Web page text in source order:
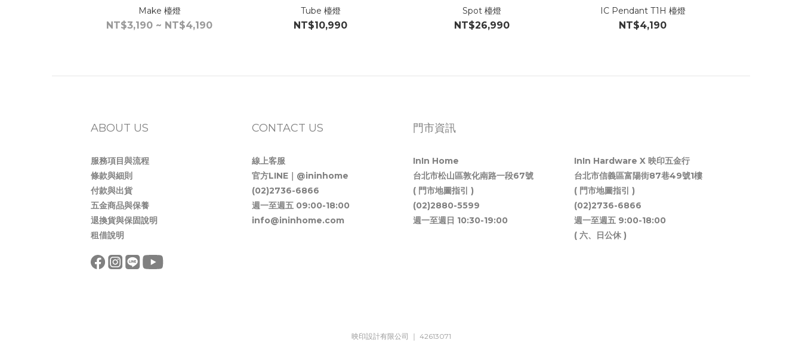
Make 檯燈
NT$3,190 ~ NT$4,190
Tube 檯燈
NT$10,990
Spot 檯燈
NT$26,990
IC Pendant T1H 檯燈
NT$4,190
ABOUT US
服務項目與流程
條款與細則
付款與出貨
五金商品與保養
退換貨與保固說明
租借說明
CONTACT US
線上客服
官方LINE｜@ininhome
(02)2736-6866
週一至週五 09:00-18:00
info@ininhome.com
門市資訊
InIn Home
台北市松山區敦化南路一段67號
( 門市地圖指引 )
(02)2880-5599
週一至週日 10:30-19:00
InIn Hardware X 映印五金行
台北市信義區富陽街87巷49號1樓
( 門市地圖指引 )
(02)2736-6866
週一至週五 9:00-18:00
( 六、日公休 )
映印設計有限公司 ｜ 42613071